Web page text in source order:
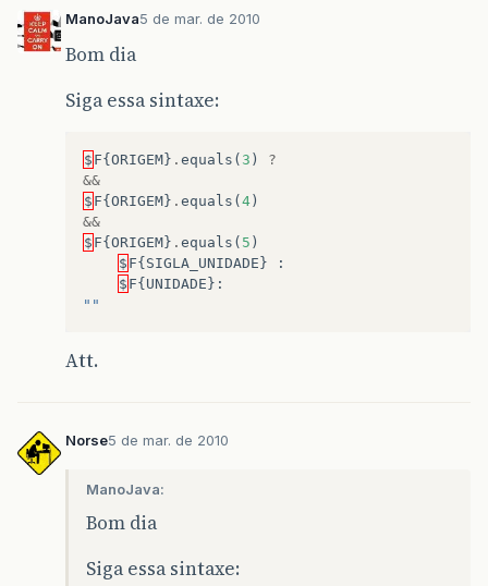
ManoJava5 de mar. de 2010
Bom dia
Siga essa sintaxe:
$ F{ORIGEM} . equals ( 3 )
?
&&
$ F{ORIGEM} . equals (4)
&&
$ F{ORIGEM} . equals ( 5 )
$ F{SIGLA_UNIDADE}
:
$ F{UNIDADE}:
""
Att.
Norse5 de mar. de 2010
ManoJava:
Bom dia
Siga essa sintaxe: